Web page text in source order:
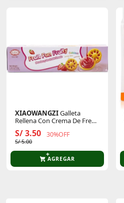
XIAOWANGZIGalleta
Rellena Con Crema De Fresa
102 Gr
S/ 3.50 30%OFF
S/ 5.00
AGREGAR